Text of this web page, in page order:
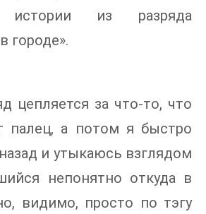
из разряда
городе».
цепляется за что-то, что
палец, а потом я быстро
и утыкаюсь взглядом
непонятно откуда в
видимо, просто по тэгу